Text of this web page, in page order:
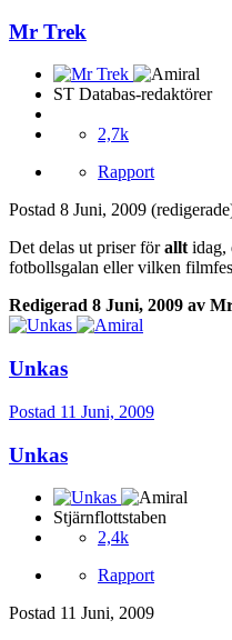
Mr Trek
ST Databas-redaktörer
2,7k
Rapport
Postad 8 Juni, 2009
Det delas ut priser föralltidag,
fotbollsgalan eller vilken
Redigerad 8 Juni, 2009 av
Unkas
Postad 11 Juni, 2009
Unkas
Stjärnflottstaben
2,4k
Rapport
Postad 11 Juni, 2009